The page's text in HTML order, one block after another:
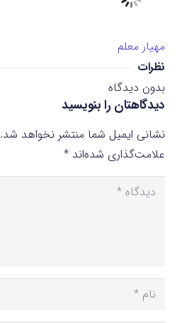
مهیار معلم
نظرات
بدون دیدگاه
دیدگاهتان را بنویسید
نشانی ایمیل شما منتشر نخواهد شد.
علامت‌گذاری شده‌اند *